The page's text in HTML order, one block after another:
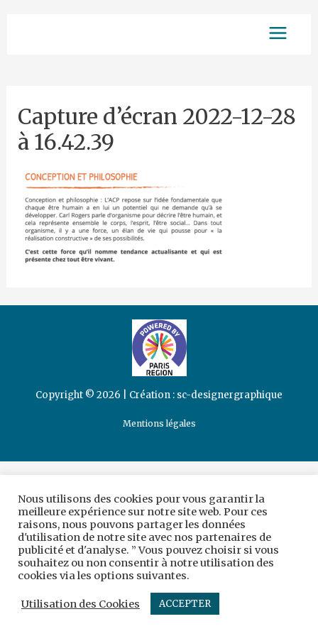
Capture d’écran 2022-12-28
à 16.42.39
Copyright © 2026 | Création : sc-designergraphique
Mentions légales
Nous utilisons des cookies pour vous garantir la
meilleure expérience sur notre site web. Pour ces
raisons, nous pouvons partager les données
d'utilisation de notre site avec nos partenaires de
publicité et d'analyse. ” Vous pouvez choisir si vous
souhaitez ou non consentir à notre utilisation des
cookies via les options suivantes.
Utilisation des Cookies ACCEPTER